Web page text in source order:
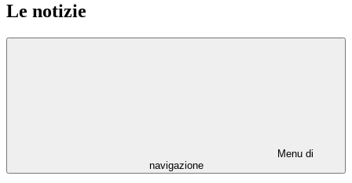
Le notizie
Menu di
navigazione